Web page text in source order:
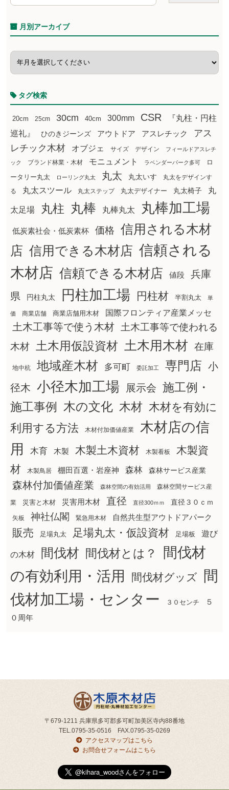
月別アーカイブ
タグ検索
20cm 25cm 30cm 40cm 300mm CSR
『丸柱・円柱
巡礼』
ひのきジーンズ アウトドア アスレチック
アス
レチック木材
オブジェ サイズ デザイン フィールドアスレチ
ック ブランド林業・木材 モニュメント ラベンダーパーク多可
ロ
ータリー丸太
ローリング丸太 丸太 丸太いす
丸太をデザインす
る
丸太スツール 丸太ステップ 丸太デザイナー 丸太椅子 丸
太足場 丸柱 丸棒 丸棒丸太 丸棒加工場
低炭素社会・低炭素杯 価格
信用される木材
店 信用できる木材店 信頼される
木材店 信頼できる木材店 値段
兵庫
県
円柱丸太 円柱加工場 円柱材 半割丸太 単
価 商業店舗 商業店舗用木材 国際フロンティア産業メッセ
土木工事等で使う木材
土木工事等で使われる
木材
土木用仮設資材 土木用木材 在庫
地中杭 地域産木材 多可町 委託加工 専門店 小
径木 小径木加工場 展示会 施工例・
施工事例
木の文化 木材 木材を有効に
利用する方法
木材付加価値産業
木材店の信
用
木育 木製 木製土木資材 木製看板
木製資
材
木製鳥居 棚田百選・岩座神 森林 森林サービス産業
森林付加価値産業 森林空間の有効活用 森林空間サービス産
業 災害と木材 災害用木材 直径 直径300ｍｍ 直径３０ｃｍ
矢板 神社仏閣 緊急用木材 自然共生型アウトドアパーク
販売 足場丸太 足場丸太・仮設資材 足場板 遊び
の木材 間伐材 間伐材とは？
間伐材
の有効利用・活用
間伐材グッズ
間
伐材加工場・センター
３０センチ
５
０周年
〒679-1211 兵庫県多可郡多可町加美区寺内88番地
TEL.0795-35-0516 FAX.0795-35-0269
アクセスマップはこちら
お問合せフォームはこちら